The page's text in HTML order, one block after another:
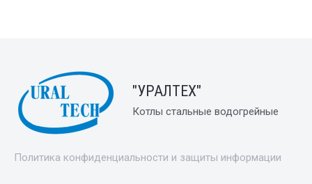
"УРАЛТЕХ"
Котлы стальные водогрейные
Политика конфиденциальности и защиты информации